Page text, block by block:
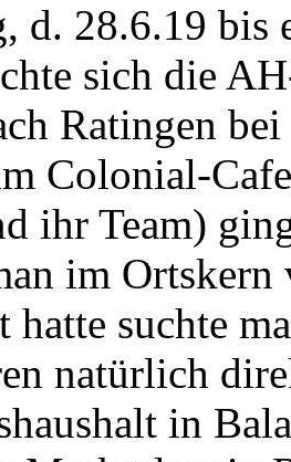
d. 28.6.19 bis
sich die
Ratingen
Colonial-
ihr Team)
im
hatte suchte
natürlich
in